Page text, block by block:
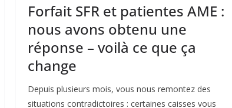
Forfait SFR et patientes AME :
nous avons obtenu une
réponse – voilà ce que ça
change
Depuis plusieurs mois, vous nous remontez des
situations contradictoires : certaines caisses vous